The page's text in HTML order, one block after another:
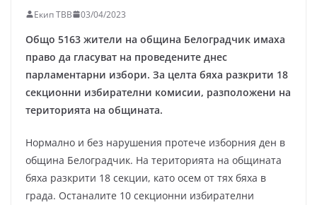
Екип ТВВ 03/04/2023
Общо 5163 жители на община Белоградчик имаха
право да гласуват на проведените днес
парламентарни избори. За целта бяха разкрити 18
секционни избирателни комисии, разположени на
територията на общината.
Нормално и без нарушения протече изборния ден в
община Белоградчик. На територията на общината
бяха разкрити 18 секции, като осем от тях бяха в
града. Останалите 10 секционни избирателни